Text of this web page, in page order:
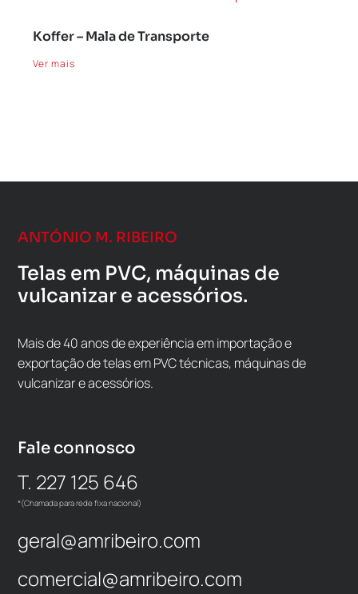
Koffer – Mala de Transporte
Ver mais
ANTÓNIO M. RIBEIRO
Telas em PVC, máquinas de
vulcanizar e acessórios.
Mais de 40 anos de experiência em importação e
exportação de telas em PVC técnicas, máquinas de
vulcanizar e acessórios.
Fale connosco
T. 227 125 646
*(Chamada para rede fixa nacional)
geral@amribeiro.com
comercial@amribeiro.com